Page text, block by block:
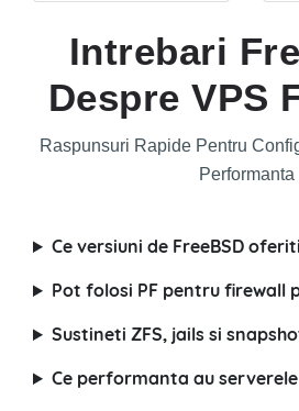
Intrebari
Despre VPS
Raspunsuri Rapide Pentru
Performanta
Ce versiuni de FreeBSD
Pot folosi PF pentru firewall
Sustineti ZFS, jails si
Ce performanta au